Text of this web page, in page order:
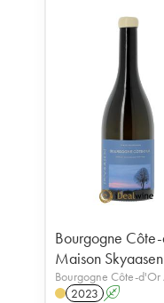
Bourgogne
Maison Skyaasen
Bourgogne Côte-
2023 A